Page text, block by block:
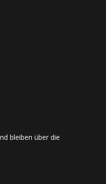
bleiben über die
=
'event':